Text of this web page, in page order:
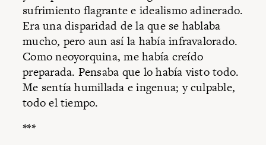
sufrimiento flagrante e idealismo adinerado.
Era una disparidad de la que se hablaba
mucho, pero aun así la había infravalorado.
Como neoyorquina, me había creído
preparada. Pensaba que lo había visto todo.
Me sentía humillada e ingenua; y culpable,
todo el tiempo.
***